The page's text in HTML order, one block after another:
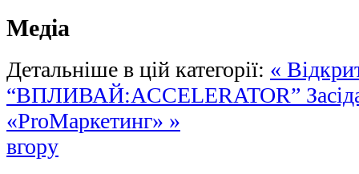
Медіа
Детальніше в цій категорії: «
“ВПЛИВАЙ:ACCELERATOR”
«ProМаркетинг» »
вгору